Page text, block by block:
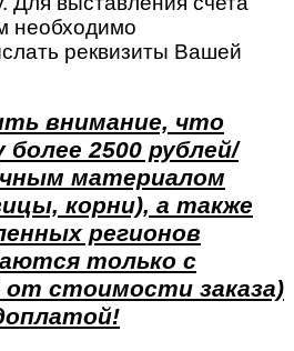
необходимо
реквизиты Вашей
внимание, что
2500 рублей/
материалом
корни), а также
регионов
только с
от стоимости заказа)